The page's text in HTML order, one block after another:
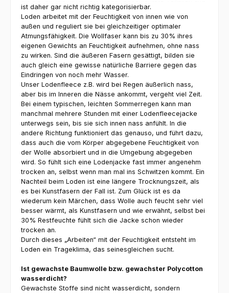
ist daher gar nicht richtig kategorisierbar.
Loden arbeitet mit der Feuchtigkeit von innen wie von
außen und reguliert sie bei gleichzeitiger optimaler
Atmungsfähigkeit. Die Wollfaser kann bis zu 30% ihres
eigenen Gewichts an Feuchtigkeit aufnehmen, ohne nass
zu wirken. Sind die äußeren Fasern gesättigt, bilden sie
auch gleich eine gewisse natürliche Barriere gegen das
Eindringen von noch mehr Wasser.
Unser Lodenfleece z.B. wird bei Regen äußerlich nass,
aber bis im Inneren die Nässe ankommt, vergeht viel Zeit.
Bei einem typischen, leichten Sommerregen kann man
manchmal mehrere Stunden mit einer Lodenfleecejacke
unterwegs sein, bis sie sich innen nass anfühlt. In die
andere Richtung funktioniert das genauso, und führt dazu,
dass auch die vom Körper abgegebene Feuchtigkeit von
der Wolle absorbiert und in die Umgebung abgegeben
wird. So fühlt sich eine Lodenjacke fast immer angenehm
trocken an, selbst wenn man mal ins Schwitzen kommt. Ein
Nachteil beim Loden ist eine längere Trocknungszeit, als
es bei Kunstfasern der Fall ist. Zum Glück ist es da
wiederum kein Märchen, dass Wolle auch feucht sehr viel
besser wärmt, als Kunstfasern und wie erwähnt, selbst bei
30% Restfeuchte fühlt sich die Jacke schon wieder
trocken an.
Durch dieses „Arbeiten“ mit der Feuchtigkeit entsteht im
Loden ein Trageklima, das seinesgleichen sucht.
Ist gewachste Baumwolle bzw. gewachster Polycotton
wasserdicht?
Gewachste Stoffe sind nicht wasserdicht, sondern